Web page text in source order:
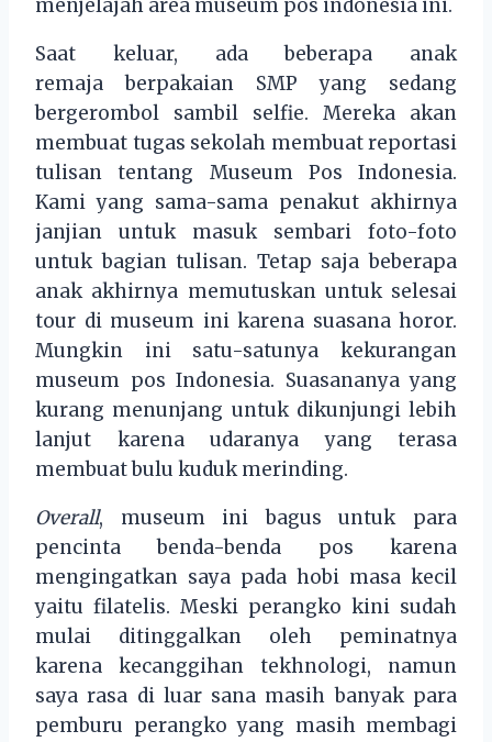
menjelajah area museum pos indonesia ini.
Saat keluar, ada beberapa anak
remaja berpakaian SMP yang sedang
bergerombol sambil selfie. Mereka akan
membuat tugas sekolah membuat reportasi
tulisan tentang Museum Pos Indonesia.
Kami yang sama-sama penakut akhirnya
janjian untuk masuk sembari foto-foto
untuk bagian tulisan. Tetap saja beberapa
anak akhirnya memutuskan untuk selesai
tour di museum ini karena suasana horor.
Mungkin ini satu-satunya kekurangan
museum pos Indonesia. Suasananya yang
kurang menunjang untuk dikunjungi lebih
lanjut karena udaranya yang terasa
membuat bulu kuduk merinding.
Overall, museum ini bagus untuk para
pencinta benda-benda pos karena
mengingatkan saya pada hobi masa kecil
yaitu filatelis. Meski perangko kini sudah
mulai ditinggalkan oleh peminatnya
karena kecanggihan tekhnologi, namun
saya rasa di luar sana masih banyak para
pemburu perangko yang masih membagi